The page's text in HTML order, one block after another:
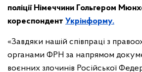
поліції Німеччини Гольгером
кореспондент Укрінформу.
«Завдяки нашій співпраці з
органами ФРН за напрямом
воєнних злочинів Російської